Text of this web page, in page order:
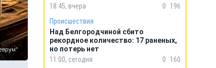
18:45, вчера
0
196
Происшествия
Над Белгородчиной сбито
рекордное количество: 17 раненых,
но потерь нет
11:00, сегодня
0
160